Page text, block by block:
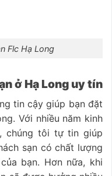
Flc Hạ Long
ở Hạ Long uy tín
tin cậy giúp bạn đặt
Với nhiều năm kinh
chúng tôi tự tin giúp
sạn có chất lượng
bạn. Hơn nữa, khi